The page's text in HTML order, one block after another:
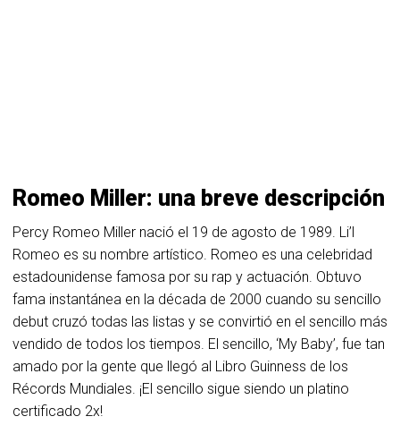
Romeo Miller: una breve descripción
Percy Romeo Miller nació el 19 de agosto de 1989. Li’l
Romeo es su nombre artístico. Romeo es una celebridad
estadounidense famosa por su rap y actuación. Obtuvo
fama instantánea en la década de 2000 cuando su sencillo
debut cruzó todas las listas y se convirtió en el sencillo más
vendido de todos los tiempos. El sencillo, ‘My Baby’, fue tan
amado por la gente que llegó al Libro Guinness de los
Récords Mundiales. ¡El sencillo sigue siendo un platino
certificado 2x!